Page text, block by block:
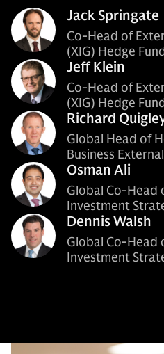
Jack Springate
Co-Head of
(XIG) Hedge
Jeff Klein
Co-Head of
(XIG) Hedge
Richard
Global Head of
Business
Osman Ali
Global Co-Head
Investment
Dennis Walsh
Global Co-Head
Investment